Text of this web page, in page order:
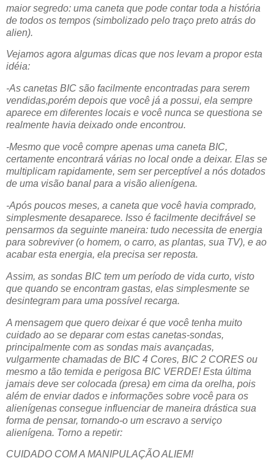
maior segredo: uma caneta que pode contar toda a história
de todos os tempos (simbolizado pelo traço preto atrás do
alien).
Vejamos agora algumas dicas que nos levam a propor esta
idéia:
-As canetas BIC são facilmente encontradas para serem
vendidas,porém depois que você já a possui, ela sempre
aparece em diferentes locais e você nunca se questiona se
realmente havia deixado onde encontrou.
-Mesmo que você compre apenas uma caneta BIC,
certamente encontrará várias no local onde a deixar. Elas se
multiplicam rapidamente, sem ser perceptível a nós dotados
de uma visão banal para a visão alienígena.
-Após poucos meses, a caneta que você havia comprado,
simplesmente desaparece. Isso é facilmente decifrável se
pensarmos da seguinte maneira: tudo necessita de energia
para sobreviver (o homem, o carro, as plantas, sua TV), e ao
acabar esta energia, ela precisa ser reposta.
Assim, as sondas BIC tem um período de vida curto, visto
que quando se encontram gastas, elas simplesmente se
desintegram para uma possível recarga.
A mensagem que quero deixar é que você tenha muito
cuidado ao se deparar com estas canetas-sondas,
principalmente com as sondas mais avançadas,
vulgarmente chamadas de BIC 4 Cores, BIC 2 CORES ou
mesmo a tão temida e perigosa BIC VERDE! Esta última
jamais deve ser colocada (presa) em cima da orelha, pois
além de enviar dados e informações sobre você para os
alienígenas consegue influenciar de maneira drástica sua
forma de pensar, tornando-o um escravo a serviço
alienígena. Torno a repetir:
CUIDADO COM A MANIPULAÇÃO ALIEM!